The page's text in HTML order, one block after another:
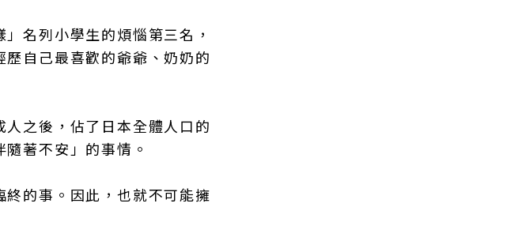
名列小學生的煩惱第三名，
自己最喜歡的爺爺、奶奶的
之後，佔了日本全體人口的
著不安」的事情。
的事。因此，也就不可能擁